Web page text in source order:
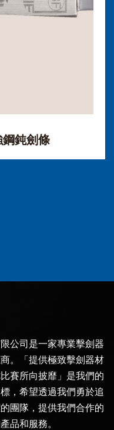
鈍劍條
公司是一家專業擊劍器
。「提供極致擊劍器材
賽所向披靡」是我們的
，希望透過我們勇於追
團隊，提供我們合作的
品和服務。